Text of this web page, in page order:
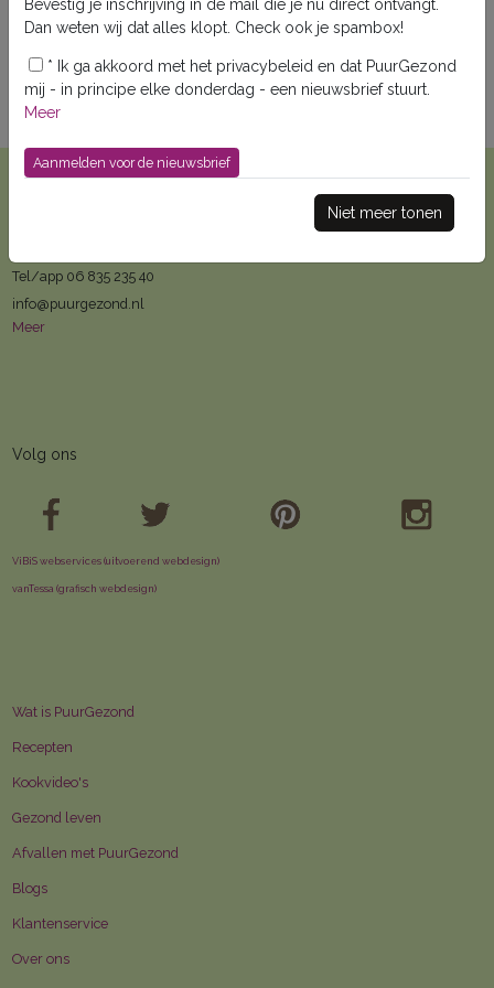
het is niet waar
Ga naar de resultaten
Tel/app 06 835 235 40
info@puurgezond.nl
Meer
Wat is PuurGezond
Recepten
Kookvideo's
Gezond leven
Afvallen met PuurGezond
Blogs
Klantenservice
Over ons
Volg ons
ViBiS webservices (uitvoerend webdesign)
vanTessa (grafisch webdesign)
Bevestig je inschrijving in de mail die je nu direct ontvangt.
Dan weten wij dat alles klopt. Check ook je spambox!
* Ik ga akkoord met het privacybeleid en dat PuurGezond
mij - in principe elke donderdag - een nieuwsbrief stuurt.
Meer
Niet meer tonen